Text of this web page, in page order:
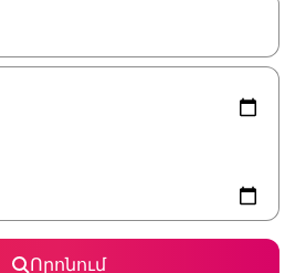
հասանելի լինեն, սլաքների
Որոնում